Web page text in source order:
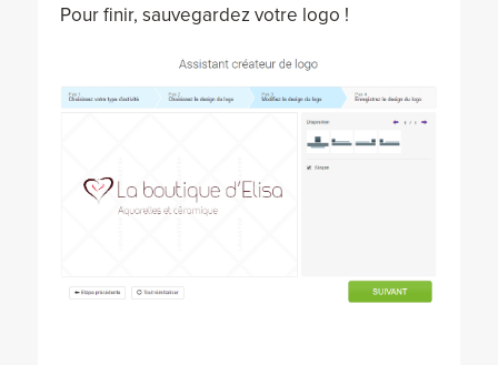
Pour finir, sauvegardez votre logo !